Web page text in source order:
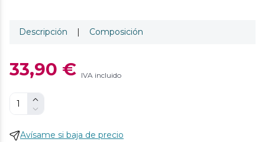
Descripción | Composición
33,90 € IVA incluido
Avísame si baja de precio